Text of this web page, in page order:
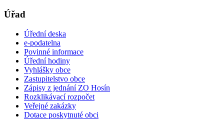
Úřad
Úřední deska
e-podatelna
Povinné informace
Úřední hodiny
Vyhlášky obce
Zastupitelstvo obce
Zápisy z jednání ZO Hosín
Rozklikávací rozpočet
Veřejné zakázky
Dotace poskytnuté obci